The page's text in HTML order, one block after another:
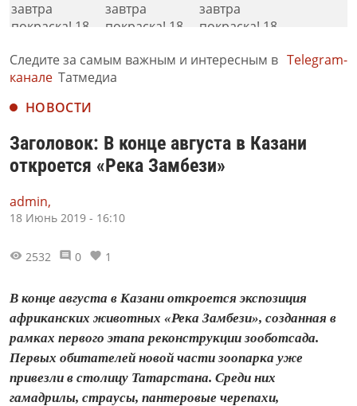
Следите за самым важным и интересным в Telegram-
канале Татмедиа
НОВОСТИ
Заголовок: В конце августа в Казани
откроется «Река Замбези»
admin,
18 Июнь 2019 - 16:10
2532 0 1
В конце августа в Казани откроется экспозиция
африканских животных «Река Замбези», созданная в
рамках первого этапа реконструкции зооботсада.
Первых обитателей новой части зоопарка уже
привезли в столицу Татарстана. Среди них
гамадрилы, страусы, пантеровые черепахи,